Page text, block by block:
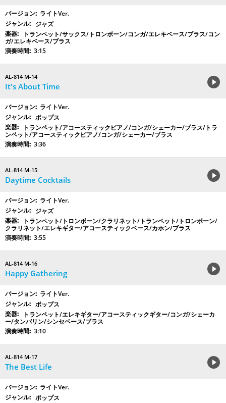
ライトVer.
ジャズ
トランペット/サックス/トロンボーン/コンガ/エレキベース/ブラス/コン
ガ/エレキベース/ブラス
3:15
AL-814 M-14
It's About Time
ライトVer.
ポップス
トランペット/アコースティックピアノ/コンガ/シェーカー/ブラス/トラ
ンペット/アコースティックピアノ/コンガ/シェーカー/ブラス
3:36
AL-814 M-15
Daytime Cocktails
ライトVer.
ジャズ
トランペット/トロンボーン/クラリネット/トランペット/トロンボーン/
クラリネット/エレキギター/アコースティックベース/カホン/ブラス
3:55
AL-814 M-16
Happy Gathering
ライトVer.
ポップス
トランペット/エレキギター/アコースティックギター/コンガ/シェーカ
ー/タンバリン/シンセベース/ブラス
3:10
AL-814 M-17
The Best Life
ライトVer.
ポップス